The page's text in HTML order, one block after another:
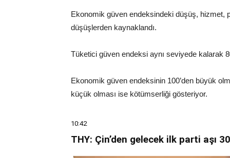
Ekonomik güven endeksindeki düşüş, hizmet,
düşüşlerden kaynaklandı.
Tüketici güven endeksi aynı seviyede kalarak
Ekonomik güven endeksinin 100’den büyük
küçük olması ise kötümserliği gösteriyor.
10:42
THY: Çin’den gelecek ilk parti aşı